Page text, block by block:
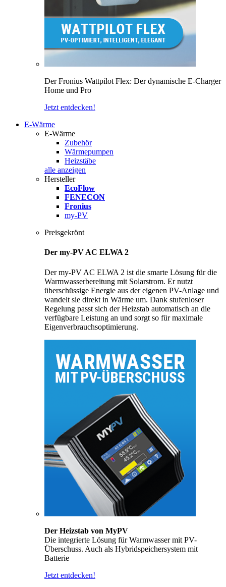
Der Fronius Wattpilot Flex: Der dynamische E-Charger
Home und Pro
Jetzt entdecken!
E-Wärme
E-Wärme
Zubehör
Wärmepumpen
Heizstäbe
alle anzeigen
Hersteller
EcoFlow
FENECON
Fronius
my-PV
Preisgekrönt
Der my-PV AC ELWA 2
Der my-PV AC ELWA 2 ist die smarte Lösung für die
Warmwasserbereitung mit Solarstrom. Er nutzt
überschüssige Energie aus der eigenen PV-Anlage und
wandelt sie direkt in Wärme um. Dank stufenloser
Regelung passt sich der Heizstab automatisch an die
verfügbare Leistung an und sorgt so für maximale
Eigenverbrauchsoptimierung.
Der Heizstab von MyPV
Die integrierte Lösung für Warmwasser mit PV-
Überschuss. Auch als Hybridspeichersystem mit
Batterie
Jetzt entdecken!